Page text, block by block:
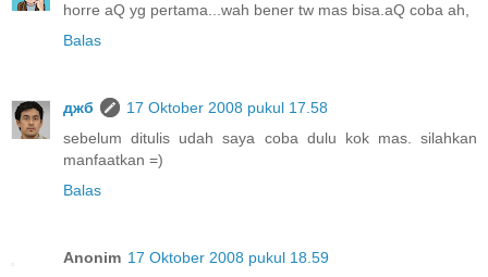
horre aQ yg pertama...wah bener tw mas bisa.aQ coba ah,
Balas
джб
17 Oktober 2008 pukul 17.58
sebelum ditulis udah saya coba dulu kok mas. silahkan
manfaatkan =)
Balas
Anonim 17 Oktober 2008 pukul 18.59